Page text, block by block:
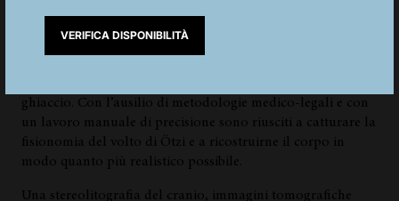
Incaricati dal Museo Archeologico dell’Alto Adige, i
ghiaccio. Con l’ausilio di metodologie medico-legali e con
un lavoro manuale di precisione sono riusciti a catturare la
fisionomia del volto di Ötzi e a ricostruirne il corpo in
modo quanto più realistico possibile.
Una stereolitografia del cranio, immagini tomografiche
VERIFICA DISPONIBILITÀ